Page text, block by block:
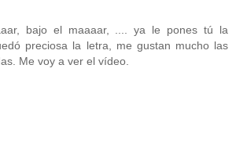
bajo el maaaar, .... ya le pones tú la
preciosa la letra, me gustan mucho las
Me voy a ver el vídeo.